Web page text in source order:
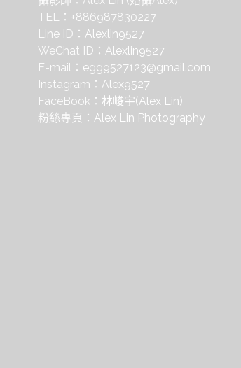
TEL：+886987830227
Line ID： Alexlin9527
WeChat ID： Alexlin9527
E-mail： egg9527123@gmail.com
Instagram： Alex9527
FaceBook： 林峻宇(Alex Lin)
粉絲專頁： Alex Lin Photography